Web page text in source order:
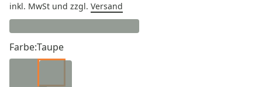
inkl. MwSt und zzgl. Versand
Farbe:Taupe